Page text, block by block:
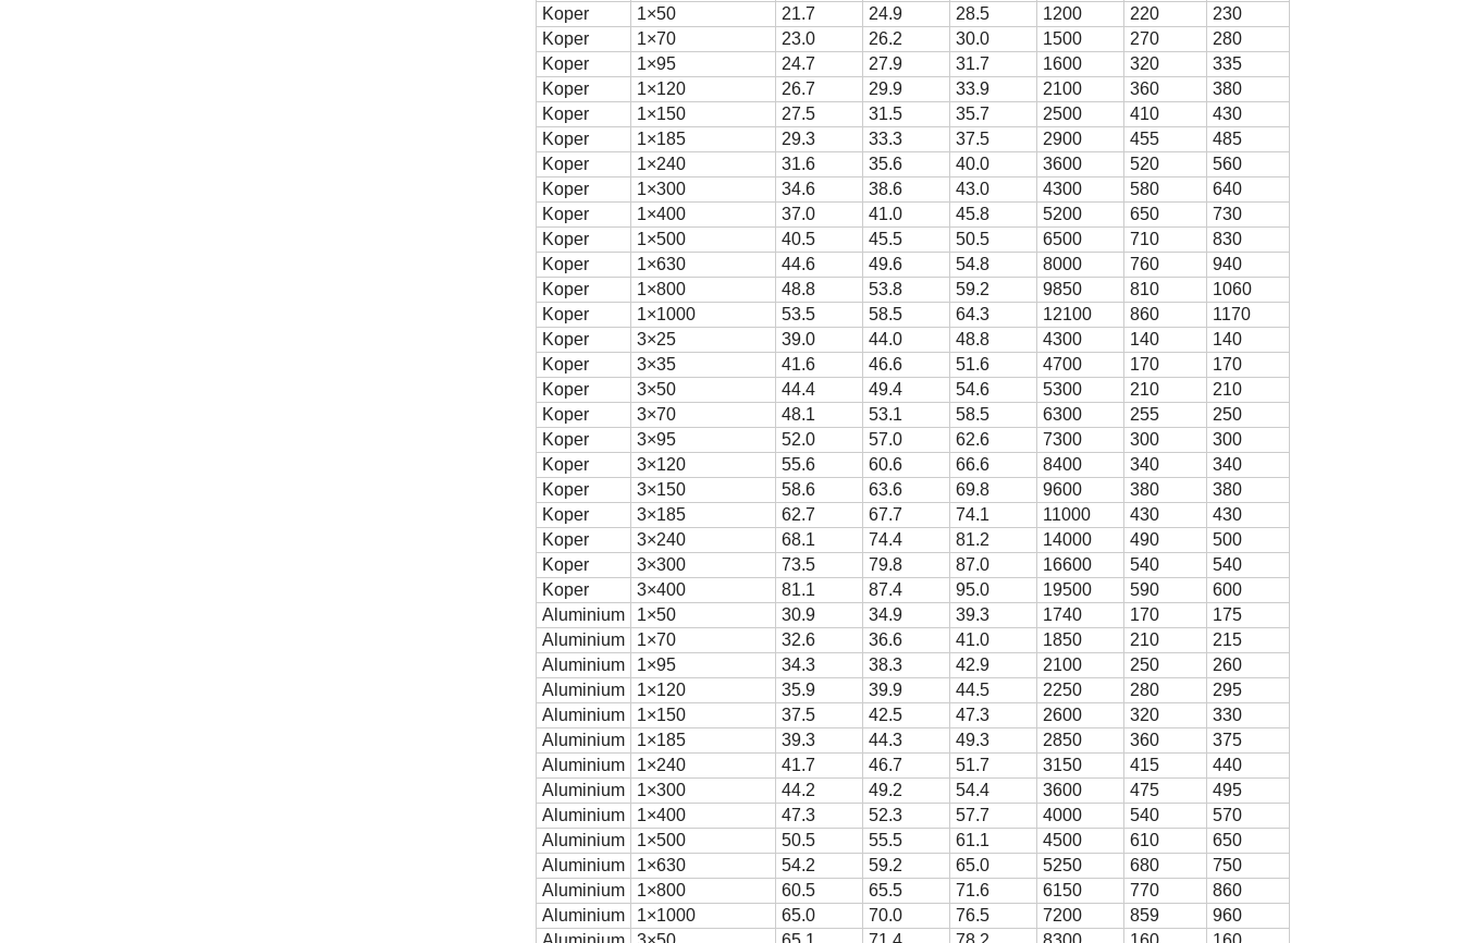
Koper
1×50 21.7 24.9 28.5 1200 220
230
Koper
1×70 23.0 26.2 30.0 1500 270
280
Koper
1×95 24.7 27.9 31.7 1600 320
335
Koper
1×120 26.7 29.9 33.9 2100 360
380
Koper
1×150 27.5 31.5 35.7 2500 410
430
Koper
1×185 29.3 33.3 37.5 2900 455
485
Koper
1×240 31.6 35.6 40.0 3600 520
560
Koper
1×300 34.6 38.6 43.0 4300 580
640
Koper
1×400 37.0 41.0 45.8 5200 650
730
Koper
1×500 40.5 45.5 50.5 6500 710
830
Koper
1×630 44.6 49.6 54.8 8000 760
940
Koper
1×800 48.8 53.8 59.2 9850 810
1060
Koper
1×1000 53.5 58.5 64.3 12100 860
1170
Koper
3×25 39.0 44.0 48.8 4300 140
140
Koper
3×35 41.6 46.6 51.6 4700 170
170
Koper
3×50 44.4 49.4 54.6 5300 210
210
Koper
3×70 48.1 53.1 58.5 6300 255
250
Koper
3×95 52.0 57.0 62.6 7300 300
300
Koper
3×120 55.6 60.6 66.6 8400 340
340
Koper
3×150 58.6 63.6 69.8 9600 380
380
Koper
3×185 62.7 67.7 74.1 11000 430
430
Koper
3×240 68.1 74.4 81.2 14000 490
500
Koper
3×300 73.5 79.8 87.0 16600 540
540
Koper
3×400 81.1 87.4 95.0 19500 590
600
Aluminium
1×50 30.9 34.9 39.3 1740 170
175
Aluminium
1×70 32.6 36.6 41.0 1850 210
215
Aluminium
1×95 34.3 38.3 42.9 2100 250
260
Aluminium
1×120 35.9 39.9 44.5 2250 280
295
Aluminium
1×150 37.5 42.5 47.3 2600 320
330
Aluminium
1×185 39.3 44.3 49.3 2850 360
375
Aluminium
1×240 41.7 46.7 51.7 3150 415
440
Aluminium
1×300 44.2 49.2 54.4 3600 475
495
Aluminium
1×400 47.3 52.3 57.7 4000 540
570
Aluminium
1×500 50.5 55.5 61.1 4500 610
650
Aluminium
1×630 54.2 59.2 65.0 5250 680
750
Aluminium
1×800 60.5 65.5 71.6 6150 770
860
Aluminium
1×1000 65.0 70.0 76.5 7200 859
960